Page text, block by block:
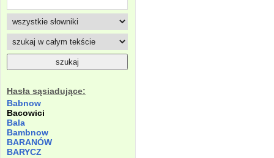
Hasła sąsiadujące:
Babnow
Bacowici
Bala
Bambnow
BARANÓW
BARYCZ